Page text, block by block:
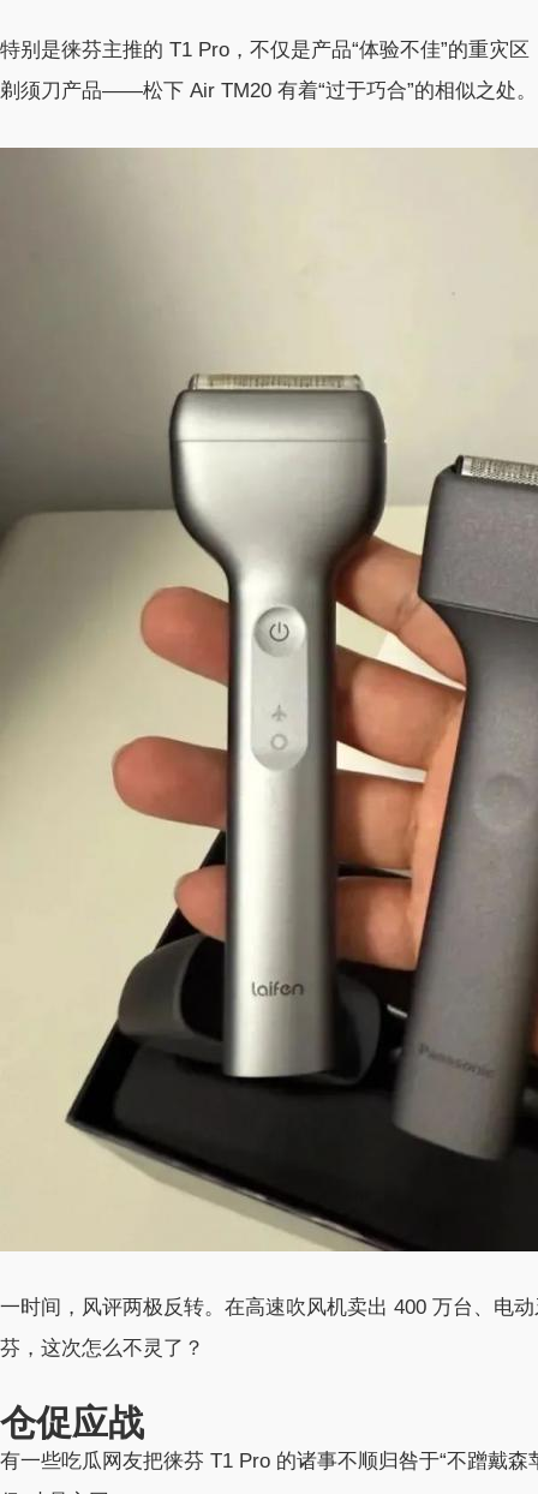
特别是徕芬主推的 T1 Pro，不仅是产品“体验不佳”的重灾
剃须刀产品——松下 Air TM20 有着“过于巧合”的相似之处。
一时间，风评两极反转。在高速吹风机卖出 400 万台、电
芬，这次怎么不灵了？
仓促应战
有一些吃瓜网友把徕芬 T1 Pro 的诸事不顺归咎于“不蹭戴